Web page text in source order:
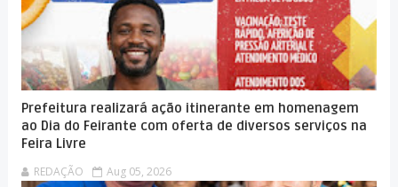
Prefeitura realizará ação itinerante em homenagem
ao Dia do Feirante com oferta de diversos serviços na
Feira Livre
REDAÇÃO Aug 05, 2026